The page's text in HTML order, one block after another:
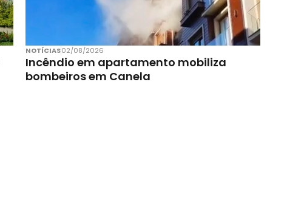
NOTÍCIAS02/08/2026
Incêndio em apartamento mobiliza
bombeiros em Canela